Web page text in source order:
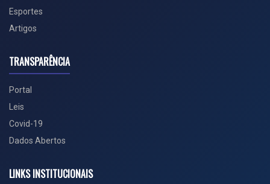
Esportes
Artigos
TRANSPARÊNCIA
Portal
Leis
Covid-19
Dados Abertos
LINKS INSTITUCIONAIS